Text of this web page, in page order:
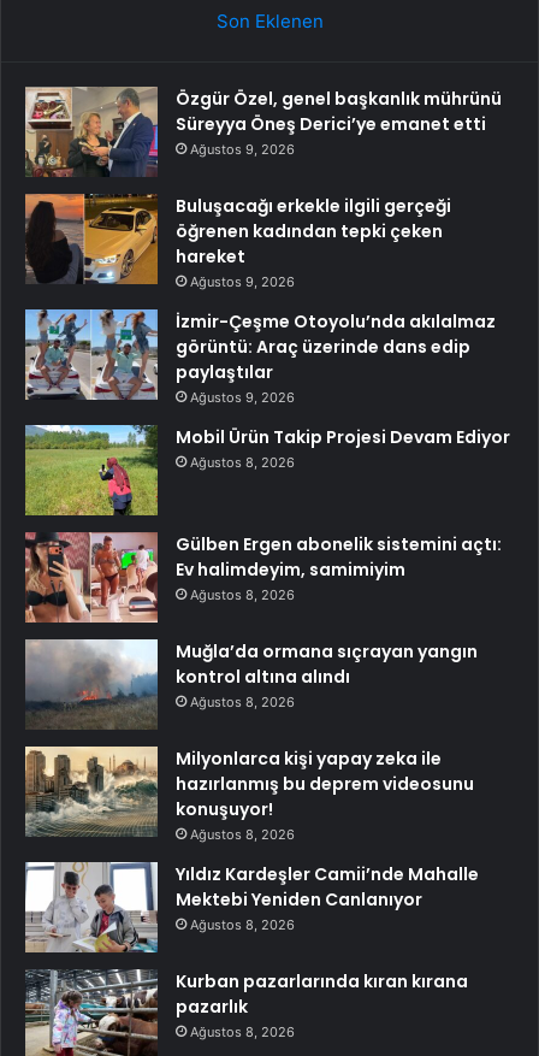
Son Eklenen
Özgür Özel, genel başkanlık mührünü
Süreyya Öneş Derici’ye emanet etti
Ağustos 9, 2026
Buluşacağı erkekle ilgili gerçeği
öğrenen kadından tepki çeken
hareket
Ağustos 9, 2026
İzmir-Çeşme Otoyolu’nda akılalmaz
görüntü: Araç üzerinde dans edip
paylaştılar
Ağustos 9, 2026
Mobil Ürün Takip Projesi Devam Ediyor
Ağustos 8, 2026
Gülben Ergen abonelik sistemini açtı:
Ev halimdeyim, samimiyim
Ağustos 8, 2026
Muğla’da ormana sıçrayan yangın
kontrol altına alındı
Ağustos 8, 2026
Milyonlarca kişi yapay zeka ile
hazırlanmış bu deprem videosunu
konuşuyor!
Ağustos 8, 2026
Yıldız Kardeşler Camii’nde Mahalle
Mektebi Yeniden Canlanıyor
Ağustos 8, 2026
Kurban pazarlarında kıran kırana
pazarlık
Ağustos 8, 2026